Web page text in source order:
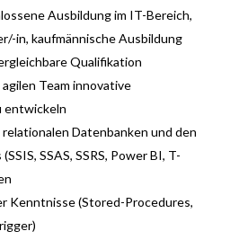
Ausbildung im IT-Bereich,
in, kaufmännische Ausbildung
Qualifikation
Team innovative
entwickeln
Datenbanken und den
SSAS, SSRS, Power BI, T-
Kenntnisse (Stored-Procedures,